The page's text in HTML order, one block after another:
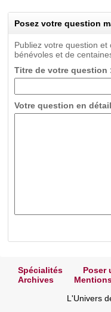
Posez votre question
Publiez votre question
bénévoles et de
Titre de votre question
Votre question en
Spécialités Poser
Archives
L'Univers